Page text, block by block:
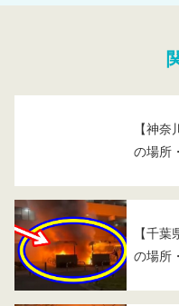
【神
の場所
【千
の場所